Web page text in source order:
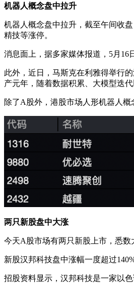
机器人概念盘中拉升
机器人概念盘中拉升，截至午间收
精技等涨停。
消息面上，据多家媒体报道，5月16
此外，近日，马斯克在利雅得举行
产元年，随着数据积累、大模型迭
除了A股外，港股市场人形机器人概
两只新股盘中大涨
今天A股市场有两只新股上市，悉数
新股汉邦科技盘中涨幅一度超过140%
招股资料显示，汉邦科技是一家以